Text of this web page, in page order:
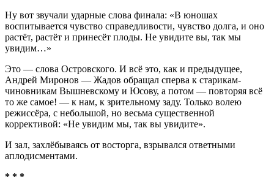
Ну вот звучали ударные слова финала: «В юношах
воспитывается чувство справедливости, чувство долга, и оно
растёт, растёт и принесёт плоды. Не увидите вы, так мы
увидим…»
Это — слова Островского. И всё это, как и предыдущее,
Андрей Миронов — Жадов обращал сперва к старикам-
чиновникам Вышневскому и Юсову, а потом — повторяя всё
то же самое! — к нам, к зрительному заду. Только волею
режиссёра, с небольшой, но весьма существенной
коррективой: «Не увидим мы, так вы увидите».
И зал, захлёбываясь от восторга, взрывался ответными
аплодисментами.
* * *